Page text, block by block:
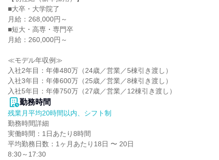
■大卒・大学院了
月給：268,000円～
■短大・高専・専門卒
月給：260,000円～
≪モデル年収例≫
入社2年目：年俸480万（24歳／営業／5棟引き渡し）
入社3年目：年俸600万（25歳／営業／8棟引き渡し）
入社5年目：年俸750万（27歳／営業／12棟引き渡し）
勤務時間
残業月平均20時間以内、シフト制
勤務時間詳細
実働時間：1日あたり8時間
平均勤務日数：1ヶ月あたり18日 〜 20日
8:30～17:30